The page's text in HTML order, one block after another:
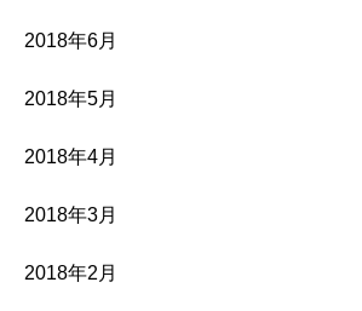
2018年6月
2018年5月
2018年4月
2018年3月
2018年2月